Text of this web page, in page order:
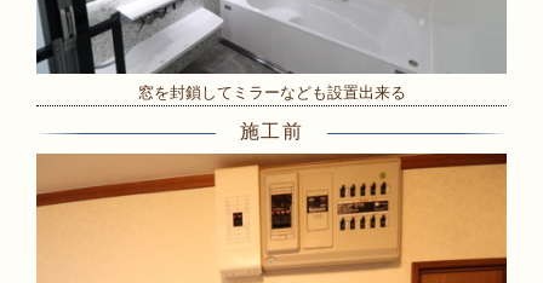
窓を封鎖してミラーなども設置出来る
施工前